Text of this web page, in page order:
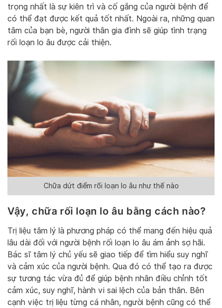
trọng nhất là sự kiên trì và cố gắng của người bệnh để
có thể đạt được kết quả tốt nhất. Ngoài ra, những quan
tâm của bạn bè, người thân gia đình sẽ giúp tình trạng
rối loạn lo âu được cải thiện.
Chữa dứt điểm rối loạn lo âu như thế nào
Vậy, chữa rối loạn lo âu bằng cách nào?
Trị liệu tâm lý là phương pháp có thể mang đến hiệu quả
lâu dài đối với người bệnh rối loạn lo âu ám ảnh sợ hãi.
Bác sĩ tâm lý chủ yếu sẽ giao tiếp để tìm hiểu suy nghĩ
và cảm xúc của người bệnh. Qua đó có thể tạo ra được
sự tương tác vừa đủ để giúp bệnh nhân điều chỉnh tốt
cảm xúc, suy nghĩ, hành vi sai lệch của bản thân. Bên
cạnh việc trị liệu từng cá nhân, người bệnh cũng có thể